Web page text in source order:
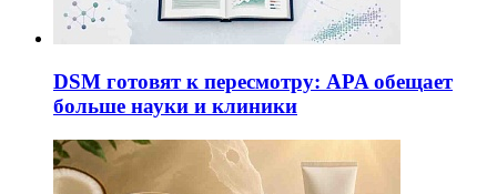
DSM готовят к пересмотру: APA обещает
больше науки и клиники